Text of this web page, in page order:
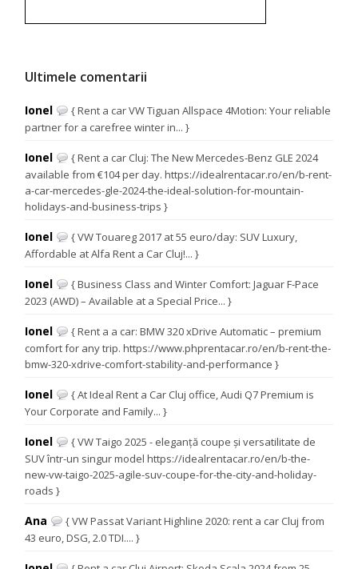
Ultimele comentarii
Ionel
{ Rent a car VW Tiguan Allspace 4Motion: Your reliable
partner for a carefree winter in... }
Ionel
{ Rent a car Cluj: The New Mercedes-Benz GLE 2024
available from €104 per day. https://idealrentacar.ro/en/b-rent-
a-car-mercedes-gle-2024-the-ideal-solution-for-mountain-
holidays-and-business-trips }
Ionel
{ VW Touareg 2017 at 55 euro/day: SUV Luxury,
Affordable at Alfa Rent a Car Cluj!... }
Ionel
{ Business Class and Winter Comfort: Jaguar F-Pace
2023 (AWD) – Available at a Special Price... }
Ionel
{ Rent a a car: BMW 320 xDrive Automatic – premium
comfort for any trip. https://www.phprentacar.ro/en/b-rent-the-
bmw-320-xdrive-comfort-stability-and-performance }
Ionel
{ At Ideal Rent a Car Cluj office, Audi Q7 Premium is
Your Corporate and Family... }
Ionel
{ VW Taigo 2025 - eleganță coupe și versatilitate de
SUV într-un singur model https://idealrentacar.ro/en/b-the-
new-vw-taigo-2025-agile-suv-coupe-for-the-city-and-holiday-
roads }
Ana
{ VW Passat Variant Highline 2020: rent a car Cluj from
43 euro, DSG, 2.0 TDI.... }